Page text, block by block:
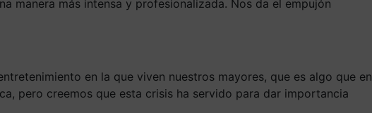
manera más intensa y profesionalizada. Nos da el empujón
en la que viven nuestros mayores, que es algo que en
pero creemos que esta crisis ha servido para dar importancia